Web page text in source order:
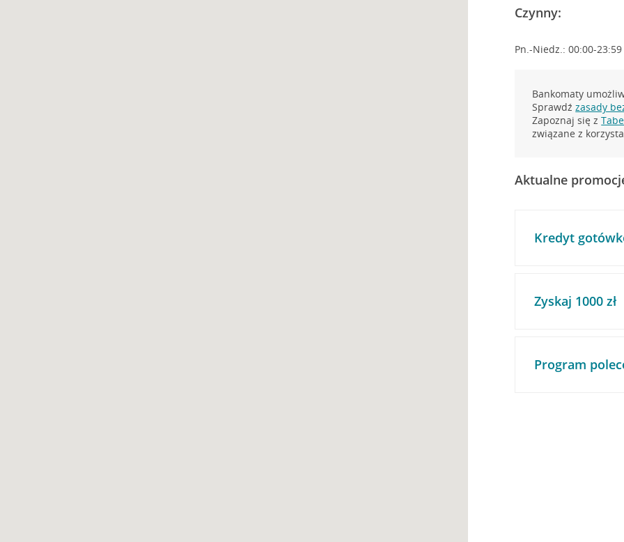
Czynny:
Pn.-Niedz.: 00:00-23:59
Bankomaty
Sprawdźzasady
Zapoznaj się z
związane z
Aktualne
Kredyt
Zyskaj 1000 zł
Program